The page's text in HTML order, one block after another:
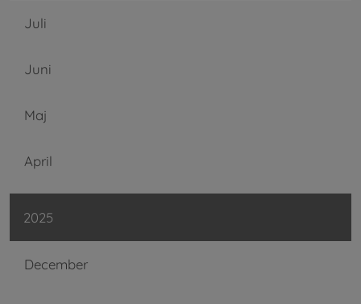
Juli
Juni
Maj
April
2025
December